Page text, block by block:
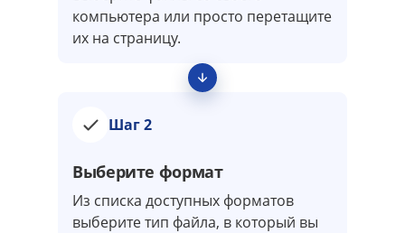
компьютера или просто перетащите
их на страницу.
Шаг 2
Выберите формат
Из списка доступных форматов
выберите тип файла, в который вы